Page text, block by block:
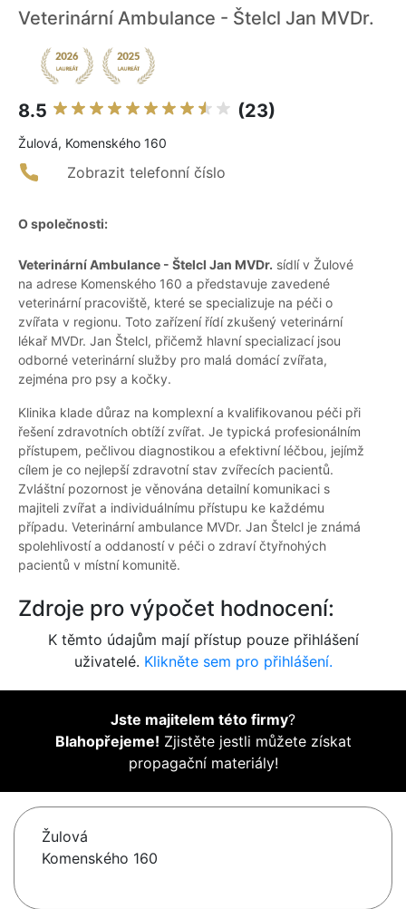
Veterinární Ambulance - Štelcl Jan MVDr.
8.5 (23)
Žulová, Komenského 160
Zobrazit telefonní číslo
O společnosti:
Veterinární Ambulance - Štelcl Jan MVDr. sídlí v Žulové
na adrese Komenského 160 a představuje zavedené
veterinární pracoviště, které se specializuje na péči o
zvířata v regionu. Toto zařízení řídí zkušený veterinární
lékař MVDr. Jan Štelcl, přičemž hlavní specializací jsou
odborné veterinární služby pro malá domácí zvířata,
zejména pro psy a kočky.
Klinika klade důraz na komplexní a kvalifikovanou péči při
řešení zdravotních obtíží zvířat. Je typická profesionálním
přístupem, pečlivou diagnostikou a efektivní léčbou, jejímž
cílem je co nejlepší zdravotní stav zvířecích pacientů.
Zvláštní pozornost je věnována detailní komunikaci s
majiteli zvířat a individuálnímu přístupu ke každému
případu. Veterinární ambulance MVDr. Jan Štelcl je známá
spolehlivostí a oddaností v péči o zdraví čtyřnohých
pacientů v místní komunitě.
Zdroje pro výpočet hodnocení:
K těmto údajům mají přístup pouze přihlášení
uživatelé. Klikněte sem pro přihlášení.
Jste majitelem této firmy?
Blahopřejeme! Zjistěte jestli můžete získat
propagační materiály!
Žulová
Komenského 160